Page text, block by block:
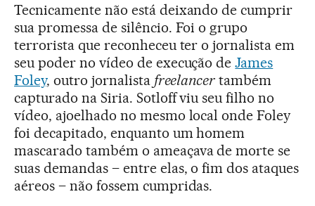
Tecnicamente não está deixando de cumprir
sua promessa de silêncio. Foi o grupo
terrorista que reconheceu ter o jornalista em
seu poder no vídeo de execução deJames
Foley, outro jornalista freelancer também
capturado na Siria. Sotloff viu seu filho no
vídeo, ajoelhado no mesmo local onde Foley
foi decapitado, enquanto um homem
mascarado também o ameaçava de morte se
suas demandas – entre elas, o fim dos ataques
aéreos – não fossem cumpridas.